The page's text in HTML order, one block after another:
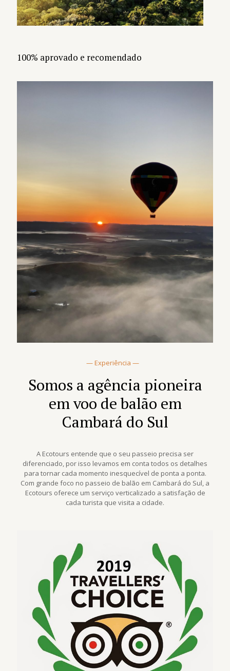
100% aprovado e recomendado
— Experiência —
Somos a agência pioneira
em voo de balão em
Cambará do Sul
A Ecotours entende que o seu passeio precisa ser
diferenciado, por isso levamos em conta todos os detalhes
para tornar cada momento inesquecível de ponta a ponta.
Com grande foco no passeio de balão em Cambará do Sul, a
Ecotours oferece um serviço verticalizado a satisfação de
cada turista que visita a cidade.